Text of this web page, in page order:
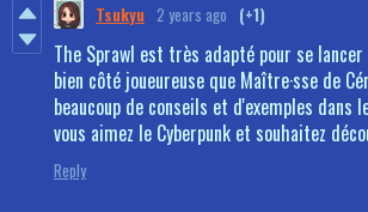
Tsukyu 2 years ago (+1)
The Sprawl est très adapté pour se
bien côté joueureuse que Maître·sse de
beaucoup de conseils et d'exemples dans
vous aimez le Cyberpunk et souhaitez
Reply